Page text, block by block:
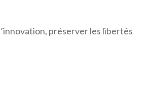
préserver les libertés